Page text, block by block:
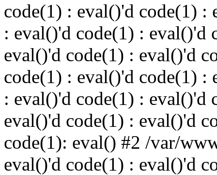
code(1) : eval()'d code(1) :
: eval()'d code(1) : eval()'d
eval()'d code(1) : eval()'d
code(1) : eval()'d code(1) :
: eval()'d code(1) : eval()'d
eval()'d code(1) : eval()'d
code(1): eval() #2 /var/
eval()'d code(1) : eval()'d